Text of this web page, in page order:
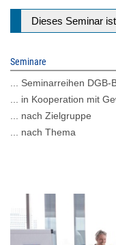
Dieses Seminar
Seminare
... Seminarreihen
... in Kooperation mit
... nach Zielgruppe
... nach Thema